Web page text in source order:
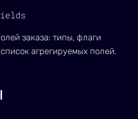
заказа: типы, флаги
агрегируемых полей.